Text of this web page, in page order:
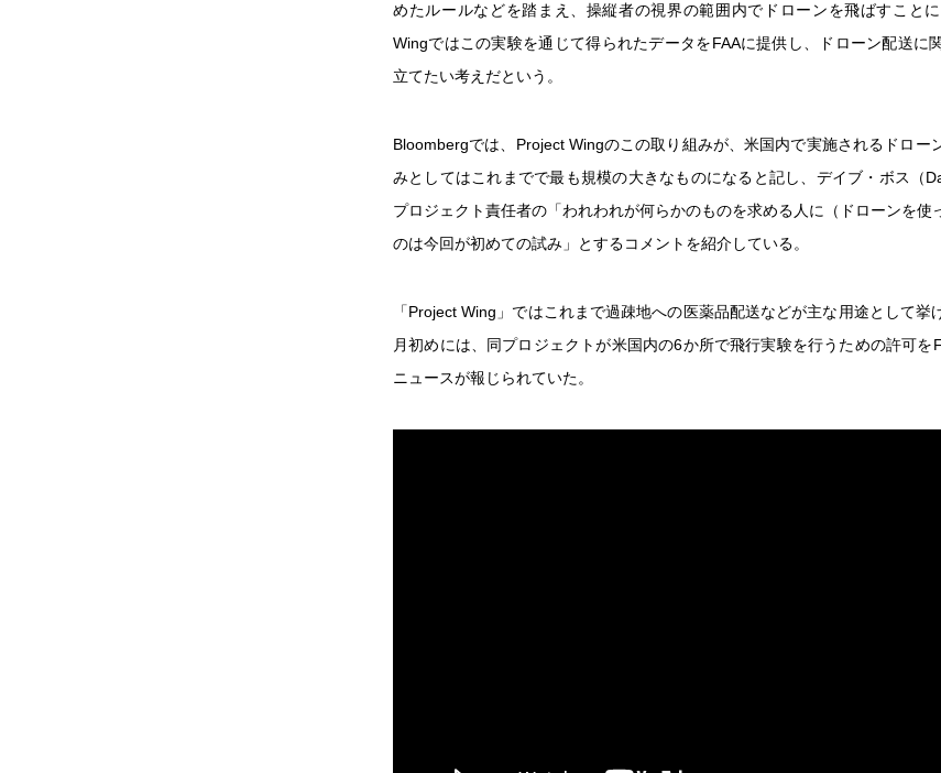
めたルールなどを踏まえ、操縦者の視界の範囲内でドローンを飛ばすこと
Wingではこの実験を通じて得られたデータをFAAに提供し、ドローン配送に
立てたい考えだという。
Bloombergでは、Project Wingのこの取り組みが、米国内で実施されるドロー
みとしてはこれまでで最も規模の大きなものになると記し、デイブ・ボス（
プロジェクト責任者の「われわれが何らかのものを求める人に（ドローンを使
のは今回が初めての試み」とするコメントを紹介している。
「Project Wing」ではこれまで過疎地への医薬品配送などが主な用途として挙
月初めには、同プロジェクトが米国内の6か所で飛行実験を行うための許可を
ニュースが報じられていた。